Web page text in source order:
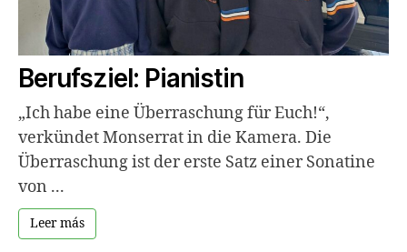
Berufsziel: Pianistin
„Ich habe eine Überraschung für Euch!“,
verkündet Monserrat in die Kamera. Die
Überraschung ist der erste Satz einer Sonatine
von ...
Leer más